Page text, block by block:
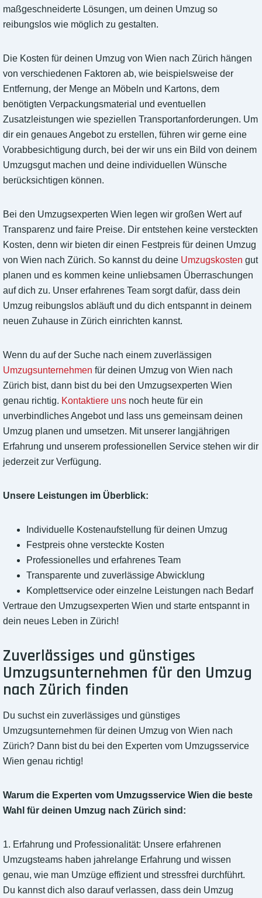
maßgeschneiderte Lösungen, um deinen Umzug so
reibungslos wie möglich zu gestalten.
Die Kosten für deinen Umzug von Wien nach Zürich hängen
von verschiedenen Faktoren ab, wie beispielsweise der
Entfernung, der Menge an Möbeln und Kartons, dem
benötigten Verpackungsmaterial und eventuellen
Zusatzleistungen wie speziellen Transportanforderungen. Um
dir ein genaues Angebot zu erstellen, führen wir gerne eine
Vorabbesichtigung durch, bei der wir uns ein Bild von deinem
Umzugsgut machen und deine individuellen Wünsche
berücksichtigen können.
Bei den Umzugsexperten Wien legen wir großen Wert auf
Transparenz und faire Preise. Dir entstehen keine versteckten
Kosten, denn wir bieten dir einen Festpreis für deinen Umzug
von Wien nach Zürich. So kannst du deine Umzugskosten gut
planen und es kommen keine unliebsamen Überraschungen
auf dich zu. Unser erfahrenes Team sorgt dafür, dass dein
Umzug reibungslos abläuft und du dich entspannt in deinem
neuen Zuhause in Zürich einrichten kannst.
Wenn du auf der Suche nach einem zuverlässigen
Umzugsunternehmen für deinen Umzug von Wien nach
Zürich bist, dann bist du bei den Umzugsexperten Wien
genau richtig. Kontaktiere uns noch heute für ein
unverbindliches Angebot und lass uns gemeinsam deinen
Umzug planen und umsetzen. Mit unserer langjährigen
Erfahrung und unserem professionellen Service stehen wir dir
jederzeit zur Verfügung.
Unsere Leistungen im Überblick:
Individuelle Kostenaufstellung für deinen Umzug
Festpreis ohne versteckte Kosten
Professionelles und erfahrenes Team
Transparente und zuverlässige Abwicklung
Komplettservice oder einzelne Leistungen nach Bedarf
Vertraue den Umzugsexperten Wien und starte entspannt in
dein neues Leben in Zürich!
Zuverlässiges und günstiges
Umzugsunternehmen für den Umzug
nach Zürich finden
Du suchst ein zuverlässiges und günstiges
Umzugsunternehmen für deinen Umzug von Wien nach
Zürich? Dann bist du bei den Experten vom Umzugsservice
Wien genau richtig!
Warum die Experten vom Umzugsservice Wien die beste
Wahl für deinen Umzug nach Zürich sind:
1. Erfahrung und Professionalität: Unsere erfahrenen
Umzugsteams haben jahrelange Erfahrung und wissen
genau, wie man Umzüge effizient und stressfrei durchführt.
Du kannst dich also darauf verlassen, dass dein Umzug